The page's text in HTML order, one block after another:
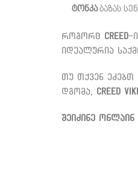
ტონკაბაზას
როგორც Creed-
იდეალურია
თუ თქვენ ეძებთ
დგომა, Creed
შეიძინე ონლაინ